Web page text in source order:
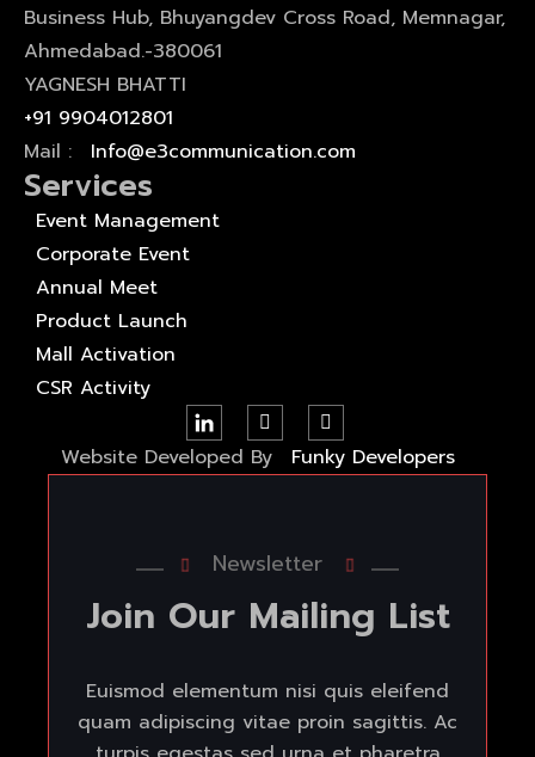
Business Hub, Bhuyangdev Cross Road, Memnagar,
Ahmedabad.-380061
YAGNESH BHATTI
+91 9904012801
Mail :
Info@e3communication.com
Services
Event Management
Corporate Event
Annual Meet
Product Launch
Mall Activation
CSR Activity
Website Developed By Funky Developers
Newsletter
Join Our Mailing List
Euismod elementum nisi quis eleifend
quam adipiscing vitae proin sagittis. Ac